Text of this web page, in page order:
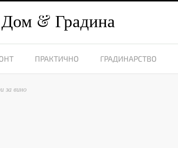
Дом Градина
ПРАКТИЧНО ГРАДИНАРСТВО
за вино